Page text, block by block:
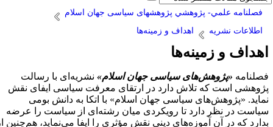
فصلنامه علمي- پژوهشي پژوهشهای سیاسی جهان اسلام
اطلاعات نشریه
اهداف و زمینه‌ها
و زمینه‌ها
«پژوهش‌های سیاسی جهان اسلام»نشریه‌ای با رسالت
است که تلاش دارد در ارتقای معرفت سیاسی ایفای نقش
«پژوهش‌های سیاسی جهان اسلام» با اتکا به دانش بومی
در نظر دارد تا رویکردی میان رشته‌ای از سیاست را عرضه
که در آن آموزه‌های دینی نقش مؤثری را ایفا می‌نماید، هم‌چنین از